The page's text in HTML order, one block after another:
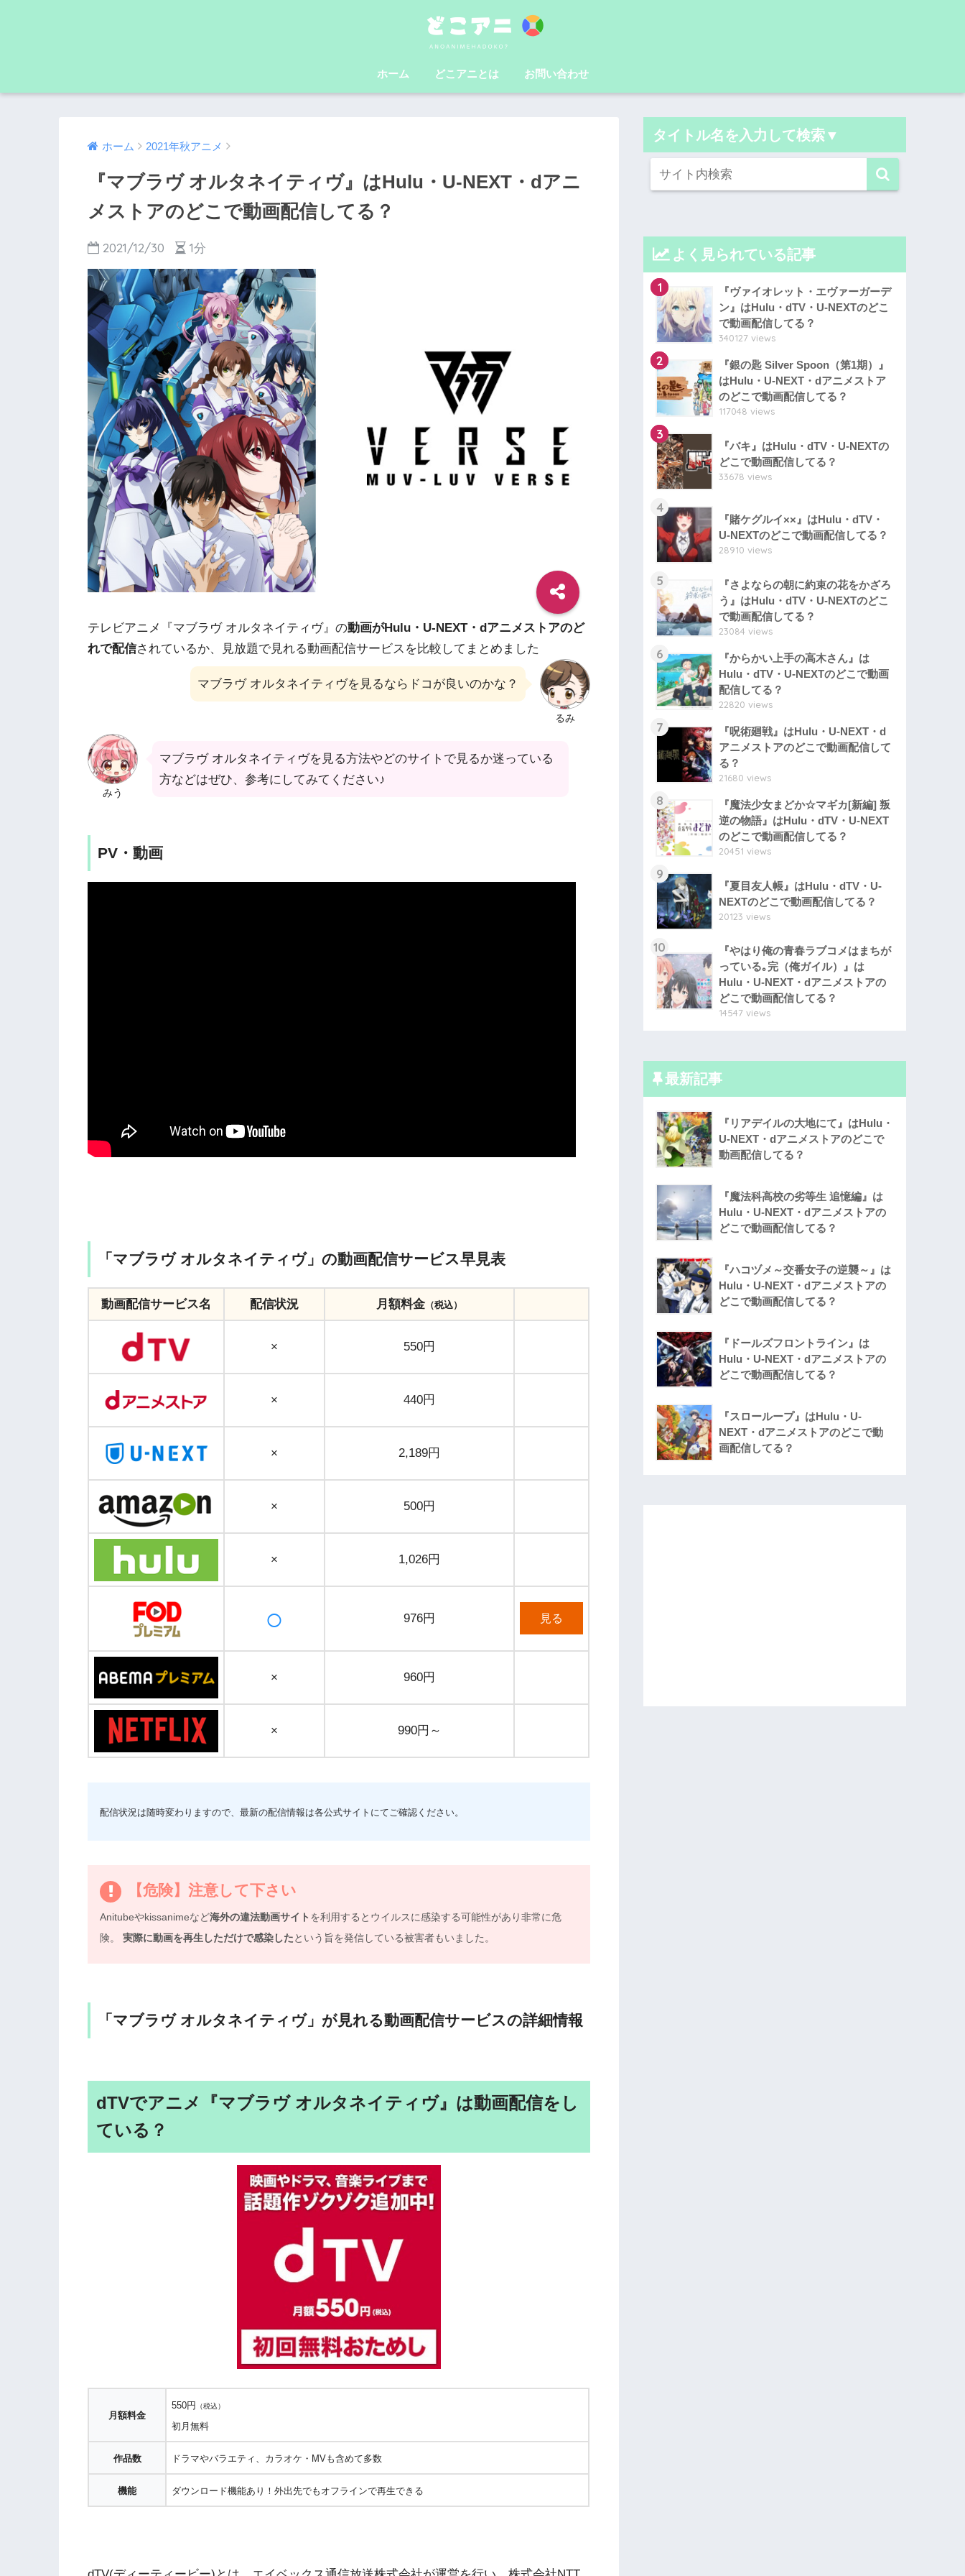
ホーム どこアニとは お問い合わせ
ホーム 2021年秋アニメ
『マブラヴ オルタネイティヴ』はHulu・U-NEXT・dアニ
メストアのどこで動画配信してる？
2021/12/30 1分
テレビアニメ『マブラヴ オルタネイティヴ』の動画がHulu・U-NEXT・dアニメストアのど
れで配信されているか、見放題で見れる動画配信サービスを比較してまとめました
るみ
マブラヴ オルタネイティヴを見るならドコが良いのかな？
みう
マブラヴ オルタネイティヴを見る方法やどのサイトで見るか迷っている
方などはぜひ、参考にしてみてください♪
PV・動画
「マブラヴ オルタネイティヴ」の動画配信サービス早見表
動画配信サービス名 配信状況 月額料金 （税込）
× 550円
× 440円
× 2,189円
× 500円
× 1,026円
○ 976円 見る
× 960円
× 990円～
配信状況は随時変わりますので、最新の配信情報は各公式サイトにてご確認ください。
【危険】注意して下さい
Anitubeやkissanimeなど海外の違法動画サイト を利用するとウイルスに感染する可能性があり非常に危
険。実際に動画を再生しただけで感染したという旨を発信している被害者もいました。
「マブラヴ オルタネイティヴ」が見れる動画配信サービスの詳細情報
dTVでアニメ『マブラヴ オルタネイティヴ』は動画配信をし
ている？
月額料金
550円 （税込）
初月無料
作品数 ドラマやバラエティ、カラオケ・MVも含めて多数
機能 ダウンロード機能あり！外出先でもオフラインで再生できる
タイトル名を入力して検索▼
よく見られている記事
1
『ヴァイオレット・エヴァーガーデ
ン』はHulu・dTV・U-NEXTのどこ
で動画配信してる？
340127 views
2
『銀の匙 Silver Spoon（第1期）』
はHulu・U-NEXT・dアニメストア
のどこで動画配信してる？
117048 views
3
『バキ』はHulu・dTV・U-NEXTの
どこで動画配信してる？
33678 views
4
『賭ケグルイ××』はHulu・dTV・
U-NEXTのどこで動画配信してる？
28910 views
5
『さよならの朝に約束の花をかざろ
う』はHulu・dTV・U-NEXTのどこ
で動画配信してる？
23084 views
6
『からかい上手の高木さん』は
Hulu・dTV・U-NEXTのどこで動画
配信してる？
22820 views
7
『呪術廻戦』はHulu・U-NEXT・d
アニメストアのどこで動画配信して
る？
21680 views
8
『魔法少女まどか☆マギカ[新編] 叛
逆の物語』はHulu・dTV・U-NEXT
のどこで動画配信してる？
20451 views
9
『夏目友人帳』はHulu・dTV・U-
NEXTのどこで動画配信してる？
20123 views
10
『やはり俺の青春ラブコメはまちが
っている｡完（俺ガイル）』は
Hulu・U-NEXT・dアニメストアの
どこで動画配信してる？
14547 views
最新記事
『リアデイルの大地にて』はHulu・
U-NEXT・dアニメストアのどこで
動画配信してる？
『魔法科高校の劣等生 追憶編』は
Hulu・U-NEXT・dアニメストアの
どこで動画配信してる？
『ハコヅメ～交番女子の逆襲～』は
Hulu・U-NEXT・dアニメストアの
どこで動画配信してる？
『ドールズフロントライン』は
Hulu・U-NEXT・dアニメストアの
どこで動画配信してる？
『スローループ』はHulu・U-
NEXT・dアニメストアのどこで動
画配信してる？